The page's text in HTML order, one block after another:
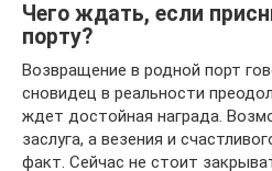
Чего ждать, если
порту?
Возвращение в родной порт
сновидец в реальности
ждет достойная награда.
заслуга, а везения и
факт. Сейчас не стоит